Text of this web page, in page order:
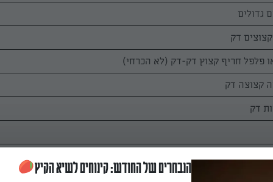
הנבחרים של החודש: קינוחים לשיא הקיץ